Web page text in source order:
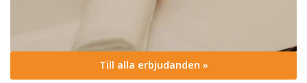
Till alla erbjudanden »